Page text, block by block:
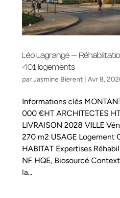
Léo Lagrange –
401 logements
parJasmine Bierent| Avr 8,
Informations clés
000 €HT ARCHITECTES
LIVRAISON 2028 VILLE
270 m2 USAGE Logement
HABITAT Expertises
NF HQE, Biosourcé
la...